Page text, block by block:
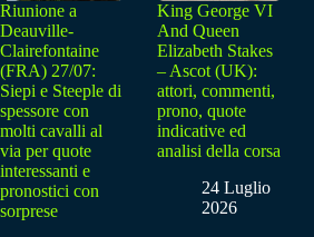
Riunione a
Deauville-
Clairefontaine
(FRA) 27/07:
Siepi e Steeple di
spessore con
molti cavalli al
via per quote
interessanti e
pronostici con
sorprese
King George VI
And Queen
Elizabeth Stakes
– Ascot (UK):
attori, commenti,
prono, quote
indicative ed
analisi della corsa
24 Luglio
2026